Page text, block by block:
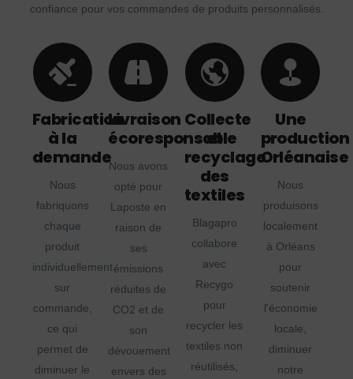
confiance pour vos commandes de produits personnalisés.
Fabrication
à la
demande
Nous
fabriquons
chaque
produit
individuellement
sur
commande,
ce qui
permet de
diminuer le
Livraison
écoresponsable
Nous avons
opté pour
Laposte en
raison de
ses
émissions
réduites de
CO2 et de
son
dévouement
envers des
Collecte
et
recyclage
des
textiles
Blagapro
collabore
avec
Recygo
pour
recycler les
textiles non
réutilisés,
Une
production
Orléanaise
Nous
produisons
localement
à Orléans
pour
soutenir
l'économie
locale,
diminuer
notre